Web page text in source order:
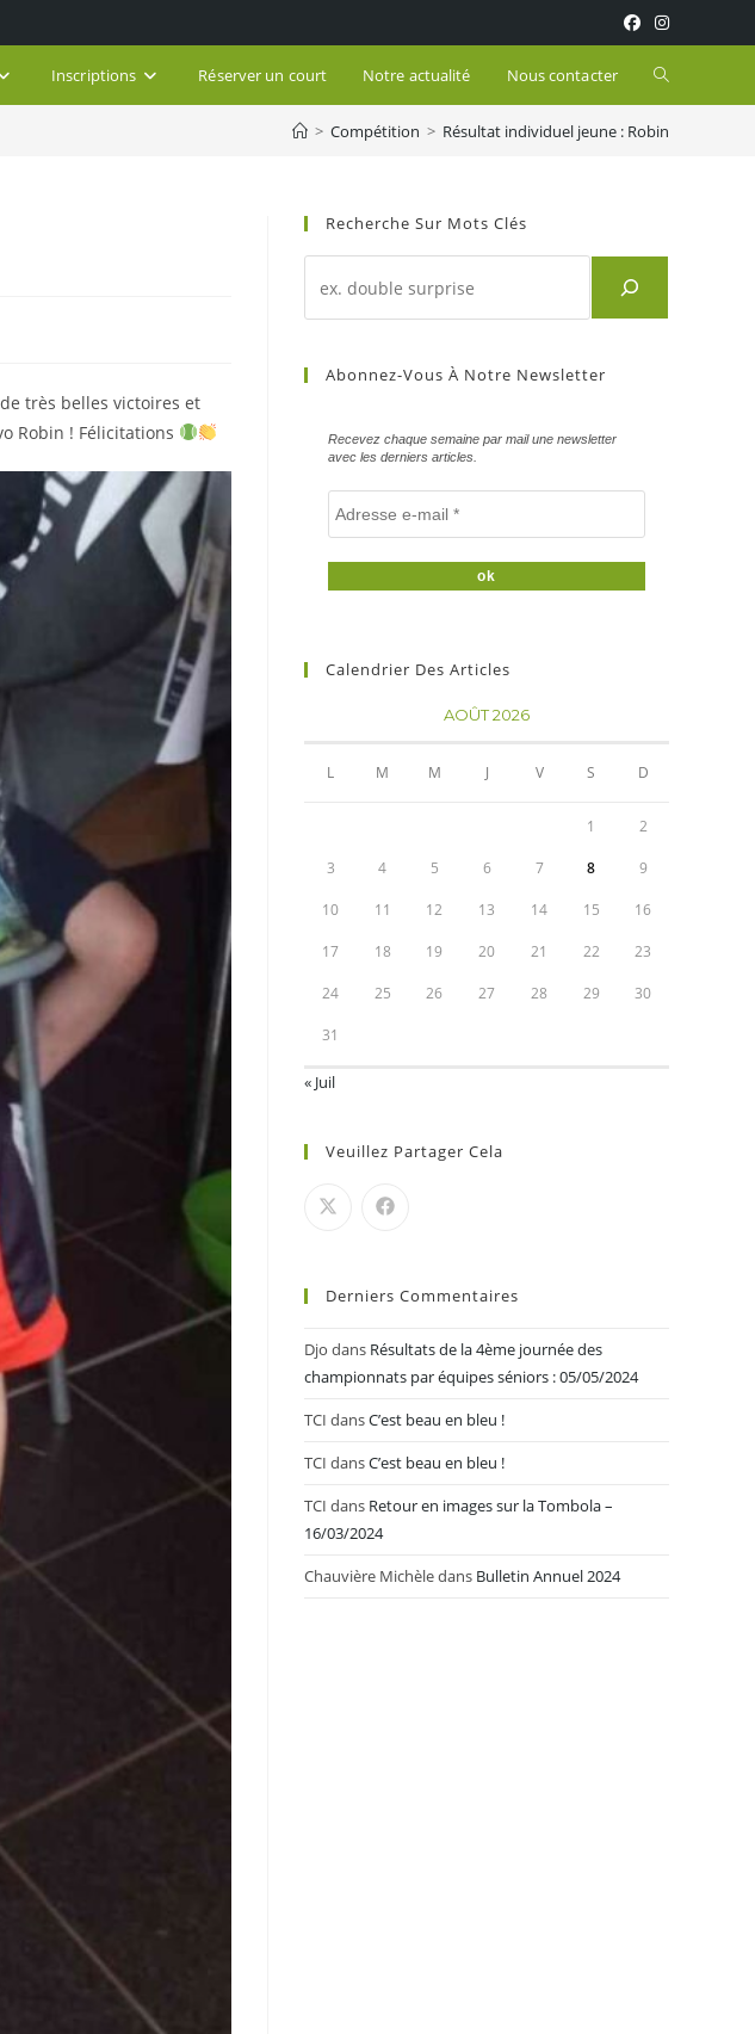
Inscriptions Réserver un court Notre actualité Nous contacter Toggle
website
> Compétition > Résultat individuel jeune : Robin
très belles victoires et
Robin ! Félicitations
Recherche Sur Mots Clés
d'un
mots
Abonnez-Vous À Notre Newsletter
Recevez chaque semaine par mail une newsletter
avec les derniers articles.
Calendrier Des Articles
AOÛT 2026
L M M J V S D
1 2
3 4 5 6 7 8 9
10 11 12 13 14 15 16
17 18 19 20 21 22 23
24 25 26 27 28 29 30
31
« Juil
Veuillez Partager Cela
Derniers Commentaires
Djo dans Résultats de la 4ème journée des
championnats par équipes séniors : 05/05/2024
TCI dansC’est beau en bleu !
TCI dansC’est beau en bleu !
TCI dans Retour en images sur la Tombola –
16/03/2024
Chauvière Michèledans Bulletin Annuel 2024